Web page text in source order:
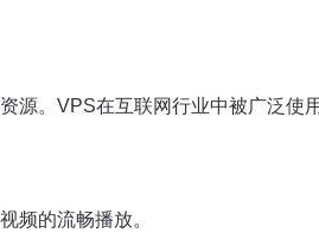
源。VPS在互联网行业中被广泛使
频的流畅播放。